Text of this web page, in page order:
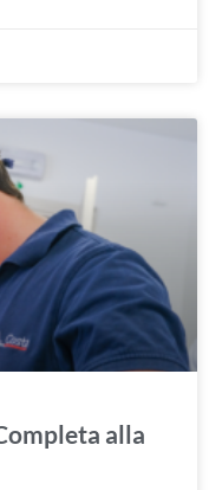
alla